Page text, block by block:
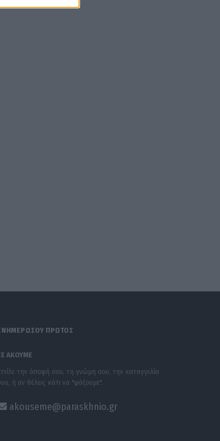
ΠΡΩΤΟΣ
ΑΚΟΥΜΕ
την άποψή σου, τη γνώμη σου, την καταγγελία
ή αν θέλεις κάτι να "ψάξουμε".
akouseme@paraskhnio.gr